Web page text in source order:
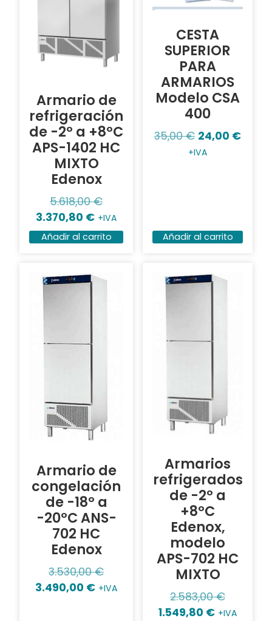
Armario de
refrigeración
de -2º a +8ºC
APS-1402 HC
MIXTO
Edenox
5.618,00€
3.370,80 € +IVA
Añadir al carrito
CESTA
SUPERIOR
PARA
ARMARIOS
Modelo CSA
400
35,00€ 24,00 €
+IVA
Añadir al carrito
Armario de
congelación
de -18º a
-20ºC ANS-
702 HC
Edenox
3.530,00€
3.490,00 € +IVA
Armarios
refrigerados
de -2º a
+8ºC
Edenox,
modelo
APS-702 HC
MIXTO
2.583,00€
1.549,80 € +IVA